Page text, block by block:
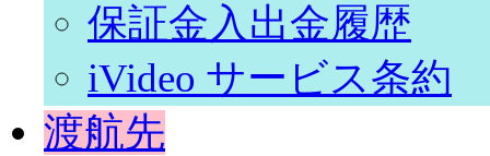
保証金入出金履歴
iVideo サービス条約
渡航先